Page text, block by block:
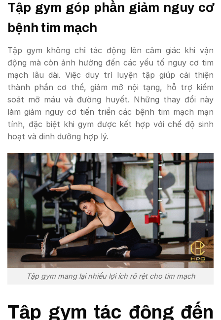
Tập gym góp phần giảm nguy cơ
bệnh tim mạch
Tập gym không chỉ tác động lên cảm giác khi vận
động mà còn ảnh hưởng đến các yếu tố nguy cơ tim
mạch lâu dài. Việc duy trì luyện tập giúp cải thiện
thành phần cơ thể, giảm mỡ nội tạng, hỗ trợ kiểm
soát mỡ máu và đường huyết. Những thay đổi này
làm giảm nguy cơ tiến triển các bệnh tim mạch mạn
tính, đặc biệt khi gym được kết hợp với chế độ sinh
hoạt và dinh dưỡng hợp lý.
Tập gym mang lại nhiều lợi ích rõ rệt cho tim mạch
Tập gym tác động đến